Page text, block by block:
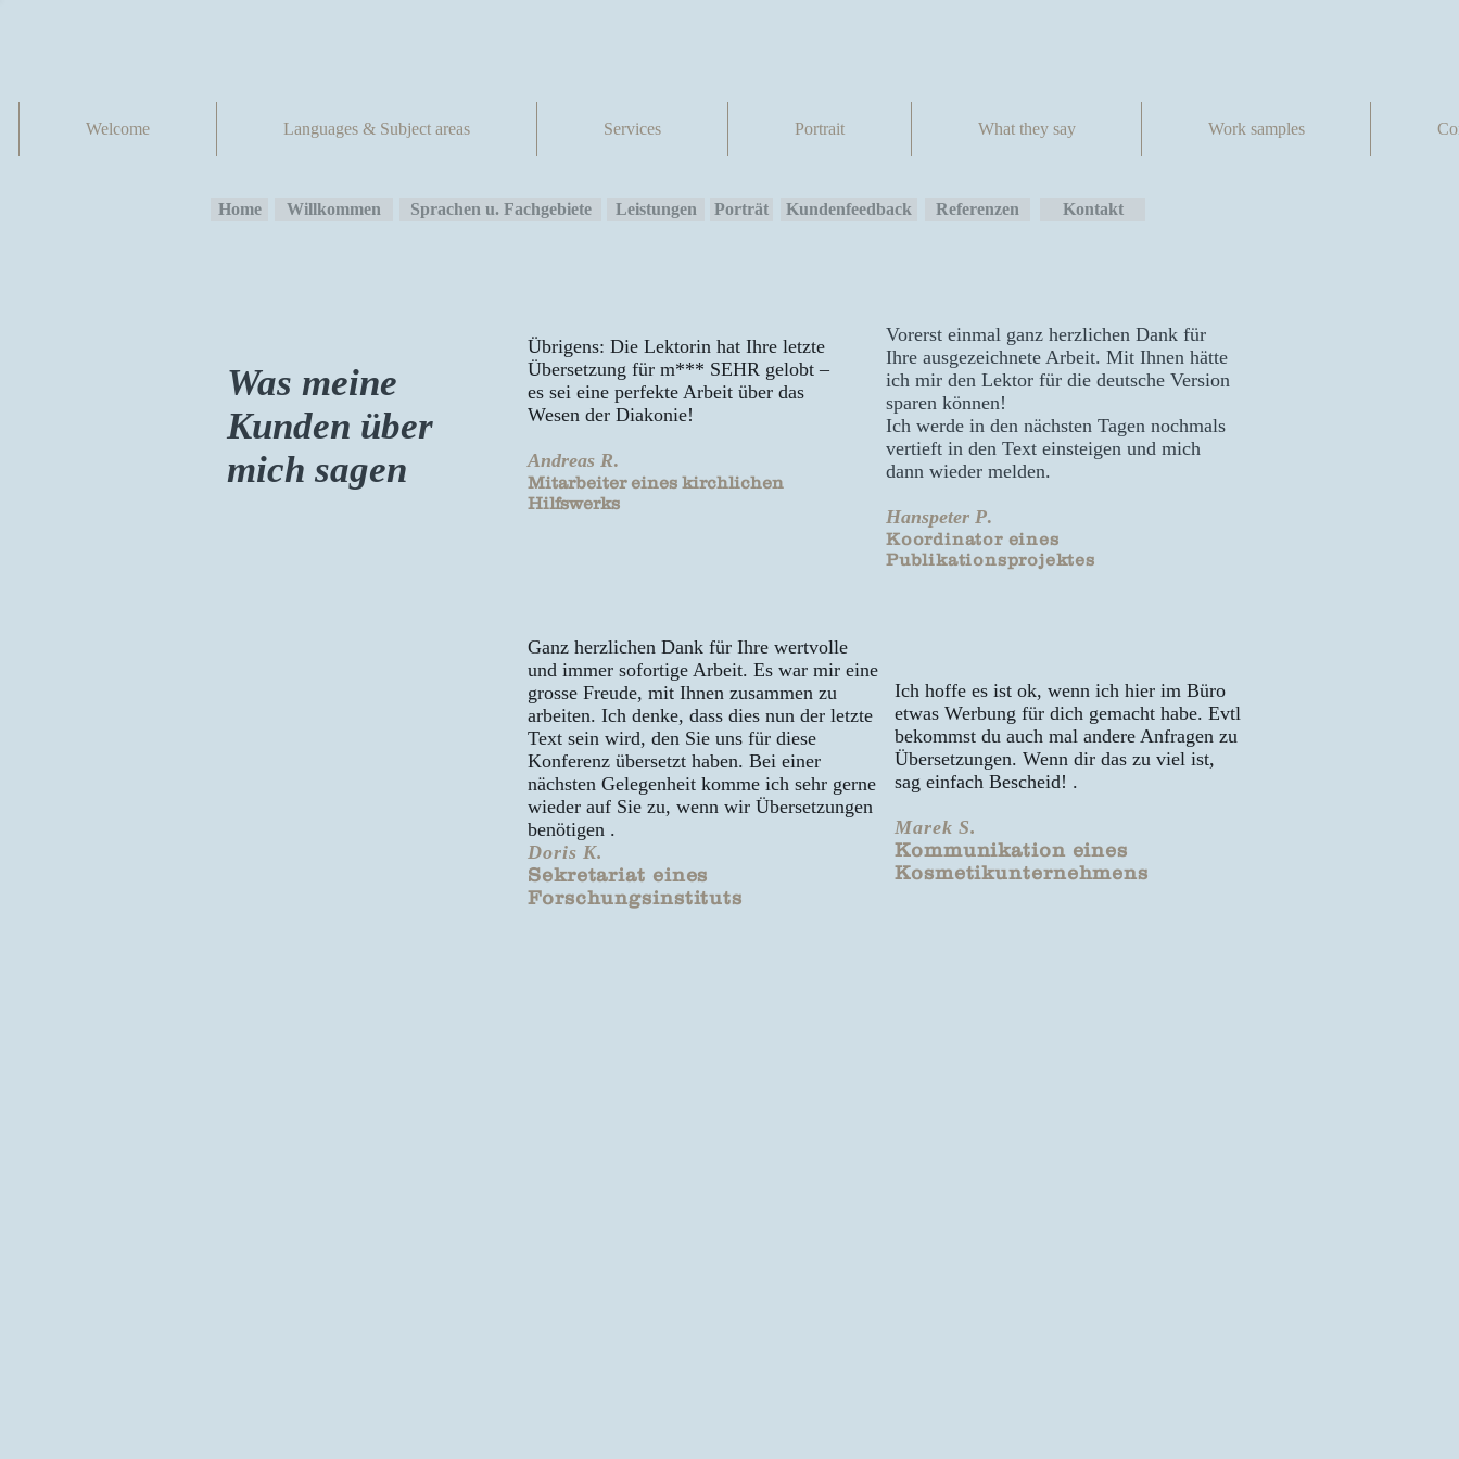
Welcome Languages & Subject areas Services Portrait What they say Work samples
Home Willkommen Sprachen u. Fachgebiete Leistungen Porträt Kundenfeedback Referenzen Kontakt
Was meine
Kunden über
mich sagen
Übrigens: Die Lektorin hat Ihre letzte
Übersetzung für m*** SEHR gelobt –
es sei eine perfekte Arbeit über das
Wesen der Diakonie!
Andreas R.
Mitarbeiter eines kirchlichen
Hilfswerks
Ganz herzlichen Dank für Ihre wertvolle
und immer sofortige Arbeit. Es war mir eine
grosse Freude, mit Ihnen zusammen zu
arbeiten. Ich denke, dass dies nun der letzte
Text sein wird, den Sie uns für diese
Konferenz übersetzt haben. Bei einer
nächsten Gelegenheit komme ich sehr gerne
wieder auf Sie zu, wenn wir Übersetzungen
benötigen .
Doris K.
Sekretariat eines
Forschungsinstituts
Vorerst einmal ganz herzlichen Dank für
Ihre ausgezeichnete Arbeit. Mit Ihnen hätte
ich mir den Lektor für die deutsche Version
sparen können!
Ich werde in den nächsten Tagen nochmals
vertieft in den Text einsteigen und mich
dann wieder melden.
Hanspeter P.
Koordinator eines
Publikationsprojektes
Ich hoffe es ist ok, wenn ich hier im Büro
etwas Werbung für dich gemacht habe. Evtl
bekommst du auch mal andere Anfragen zu
Übersetzungen. Wenn dir das zu viel ist,
sag einfach Bescheid! .
Marek S.
Kommunikation eines
Kosmetikunternehmens